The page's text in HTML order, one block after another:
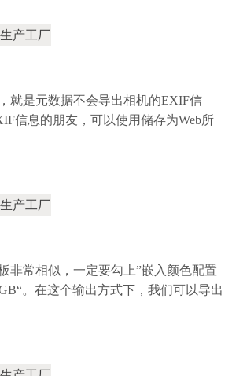
就是元数据不会导出相机的EXIF信
信息的朋友，可以使用储存为Web所
非常相似，一定要勾上”嵌入颜色配置
。在这个输出方式下，我们可以导出